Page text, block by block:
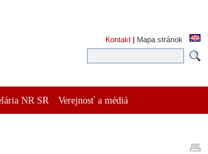
Kontakt | Mapa stránok
NR SR Verejnosť a médiá